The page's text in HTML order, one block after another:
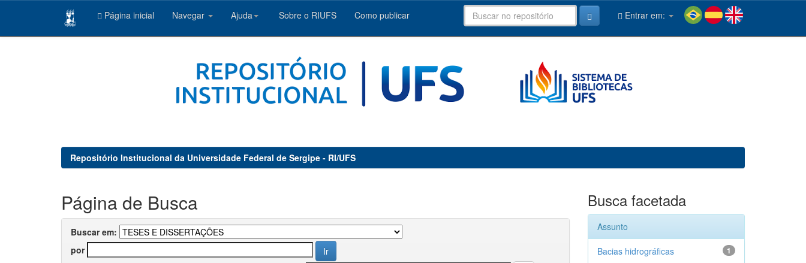
Página inicial Navegar Ajuda Sobre o RIUFS Como publicar Entrar em:
Repositório Institucional da Universidade Federal de Sergipe - RI/UFS
Página de Busca
Buscar em:
por
Busca facetada
Assunto
1
Bacias hidrográficas